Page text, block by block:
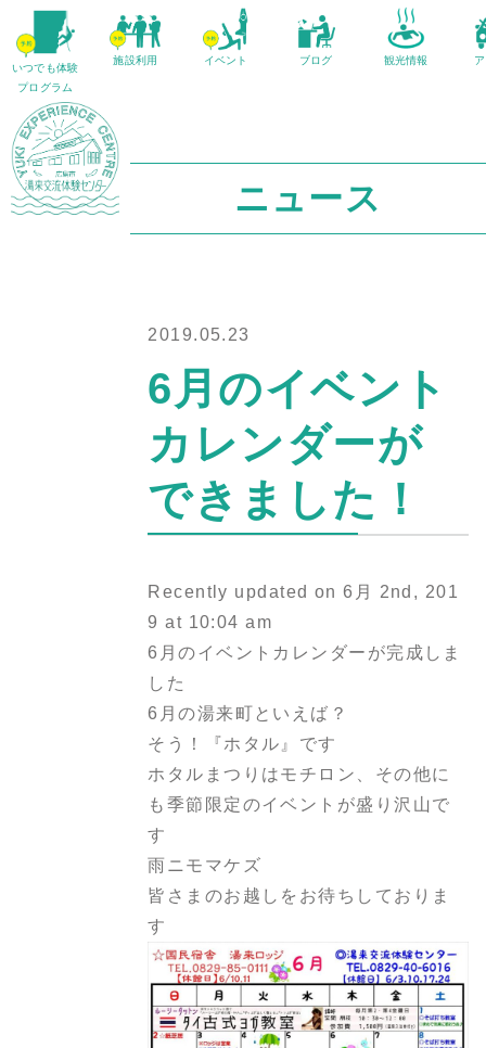
いつでも体験
プログラム
施設利用 イベント ブログ 観光情報
ニュース
2019.05.23
6月のイベント
カレンダーが
できました！
Recently updated on 6月 2nd, 201
9 at 10:04 am
6月のイベントカレンダーが完成しま
した
6月の湯来町といえば？
そう！『ホタル』です
ホタルまつりはモチロン、その他に
も季節限定のイベントが盛り沢山で
す
雨ニモマケズ
皆さまのお越しをお待ちしておりま
す